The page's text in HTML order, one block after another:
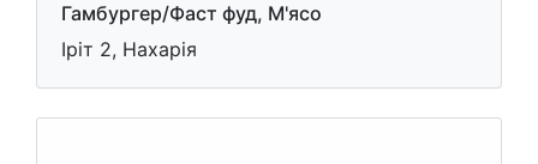
Гамбургер/Фаст фуд, М'ясо
Іріт 2, Нахарія